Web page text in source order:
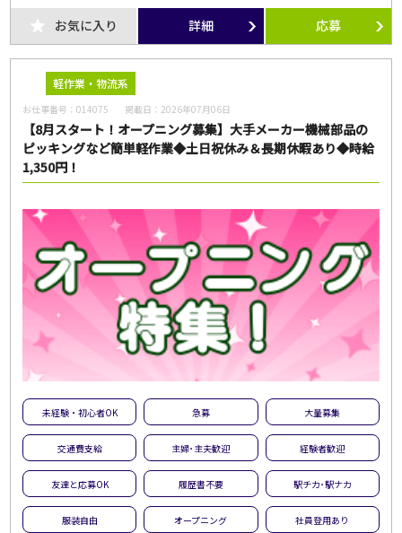
お気に入り 詳細 応募
軽作業・物流系
お仕事番号：014075 掲載日： 2026年07月06日
【8月スタート！オープニング募集】大手メーカー機械部品の
ピッキングなど簡単軽作業◆土日祝休み＆長期休暇あり◆時給
1,350円！
未経験・初心者OK 急募 大量募集
交通費支給 主婦･主夫歓迎 経験者歓迎
友達と応募OK 履歴書不要 駅チカ･駅ナカ
服装自由 オープニング 社員登用あり
フリーワード
この条件のお仕事数
129 件
この条件で検索
全ての条件をクリア